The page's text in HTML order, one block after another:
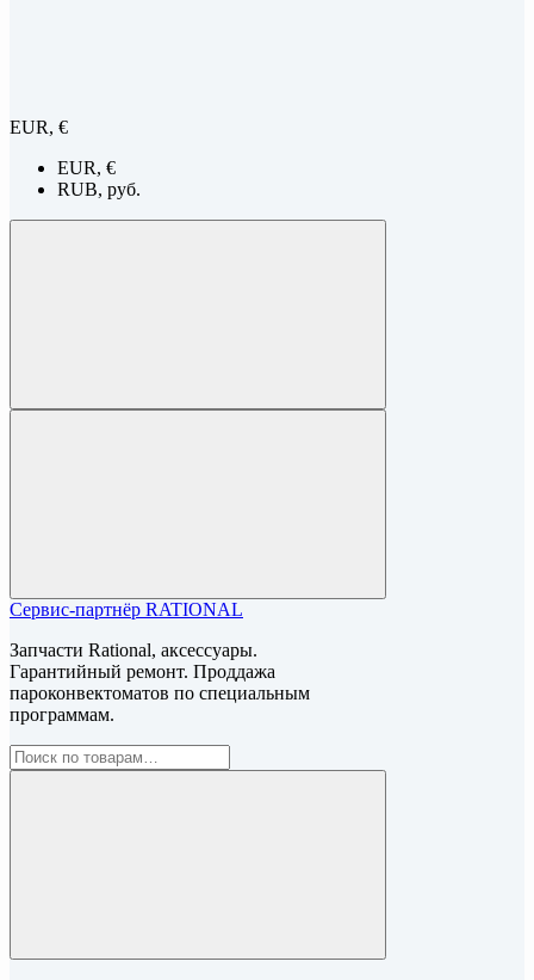
EUR, €
EUR, €
RUB, руб.
Сервис-партнёр RATIONAL
Запчасти Rational, аксессуары.
Гарантийный ремонт. Проддажа
пароконвектоматов по специальным
программам.